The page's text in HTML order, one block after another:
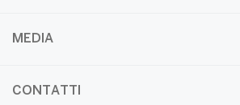
MEDIA
CONTATTI